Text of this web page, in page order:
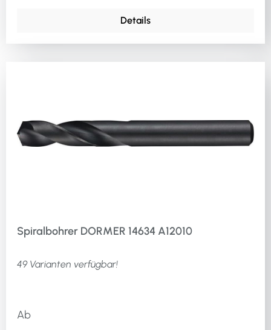
Details
Spiralbohrer DORMER 14634 A12010
49 Varianten verfügbar!
Ab